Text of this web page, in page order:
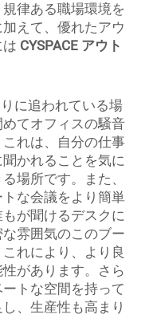
律ある職場環境を
えて、優れたアウ
は CYSPACE アウト
に追われている場
てオフィスの騒音
れは、自分の仕事
かれることを気に
場所です。また、
な会議をより簡単
が聞けるデスクに
雰囲気のこのブー
れにより、より良
があります。さら
トな空間を持って
、生産性も高まり